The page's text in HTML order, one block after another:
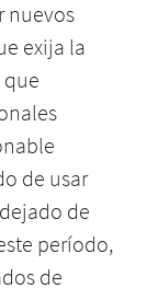
nuevos
exija la
de usar
de
período,
de